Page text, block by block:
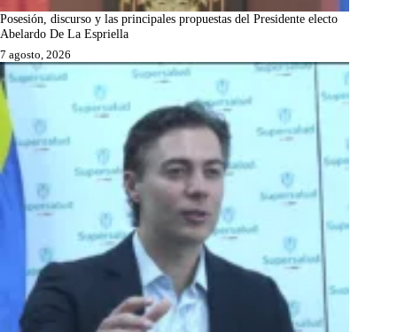
Posesión, discurso y las principales propuestas del Presidente electo
Abelardo De La Espriella
7 agosto, 2026